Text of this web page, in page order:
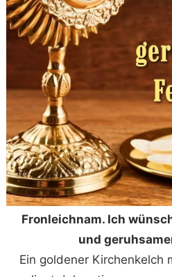
Fronleichnam. Ich
und
Ein goldener Kirchenkelch